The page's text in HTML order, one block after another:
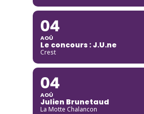
04
AOÛ
Le concours : J.U.ne
Crest
04
AOÛ
Julien Brunetaud
La Motte Chalancon